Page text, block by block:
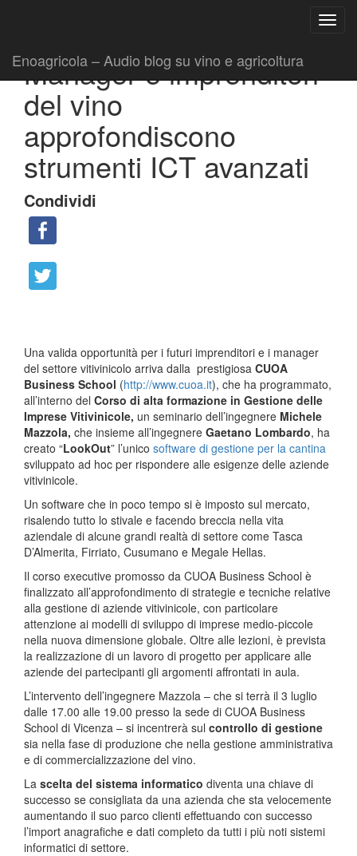
Enoagricola – Audio blog su vino e agricoltura
Manager e imprenditori
del vino
approfondiscono
strumenti ICT avanzati
Condividi
Una valida opportunità per i futuri imprenditori e i manager
del settore vitivinicolo arriva dalla prestigiosa CUOA
Business School (http://www.cuoa.it), che ha programmato,
all’interno del Corso di alta formazione in Gestione delle
Imprese Vitivinicole, un seminario dell’ingegnere Michele
Mazzola, che insieme all’ingegnere Gaetano Lombardo, ha
creato “LookOut” l’unico software di gestione per la cantina
sviluppato ad hoc per rispondere alle esigenze delle aziende
vitivinicole.
Un software che in poco tempo si è imposto sul mercato,
risalendo tutto lo stivale e facendo breccia nella vita
aziendale di alcune grandi realtà di settore come Tasca
D’Almerita, Firriato, Cusumano e Megale Hellas.
Il corso executive promosso da CUOA Business School è
finalizzato all’approfondimento di strategie e tecniche relative
alla gestione di aziende vitivinicole, con particolare
attenzione ai modelli di sviluppo di imprese medio-piccole
nella nuova dimensione globale. Oltre alle lezioni, è prevista
la realizzazione di un lavoro di progetto per applicare alle
aziende dei partecipanti gli argomenti affrontati in aula.
L’intervento dell’ingegnere Mazzola – che si terrà il 3 luglio
dalle 17.00 alle 19.00 presso la sede di CUOA Business
School di Vicenza – si incentrerà sul controllo di gestione
sia nella fase di produzione che nella gestione amministrativa
e di commercializzazione del vino.
La scelta del sistema informatico diventa una chiave di
successo se consigliata da una azienda che sta velocemente
aumentando il suo parco clienti effettuando con successo
l’import anagrafiche e dati completo da tutti i più noti sistemi
informatici di settore.